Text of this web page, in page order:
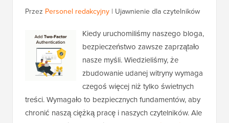
Przez Personel redakcyjny | Ujawnienie dla czytelników
Kiedy uruchomiliśmy naszego bloga,
bezpieczeństwo zawsze zaprzątało
nasze myśli. Wiedzieliśmy, że
zbudowanie udanej witryny wymaga
czegoś więcej niż tylko świetnych
treści. Wymagało to bezpiecznych fundamentów, aby
chronić naszą ciężką pracę i naszych czytelników. Ale